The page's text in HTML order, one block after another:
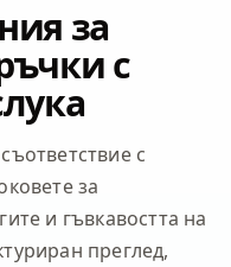
за
с
с
за
и гъвкавостта на
преглед,